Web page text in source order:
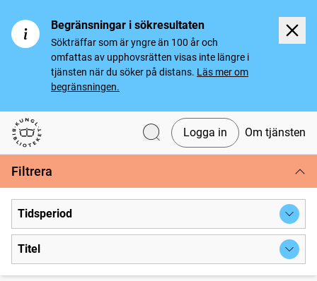
Begränsningar i sökresultaten
Sökträffar som är yngre än 100 år och
omfattas av upphovsrätten visas inte längre i
tjänsten när du söker på distans. Läs mer om
begränsningen.
Svenska tidningar
Logga in Om tjänsten
Filtrera
Tidsperiod
Titel